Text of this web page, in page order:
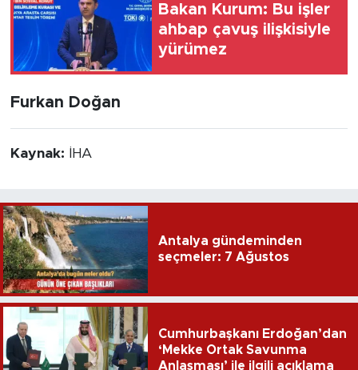
Bakan Kurum: Bu işler
ahbap çavuş ilişkisiyle
yürümez
Furkan Doğan
Kaynak: İHA
Antalya gündeminden
seçmeler: 7 Ağustos
Cumhurbaşkanı Erdoğan’dan
‘Mekke Ortak Savunma
Anlaşması’ ile ilgili açıklama